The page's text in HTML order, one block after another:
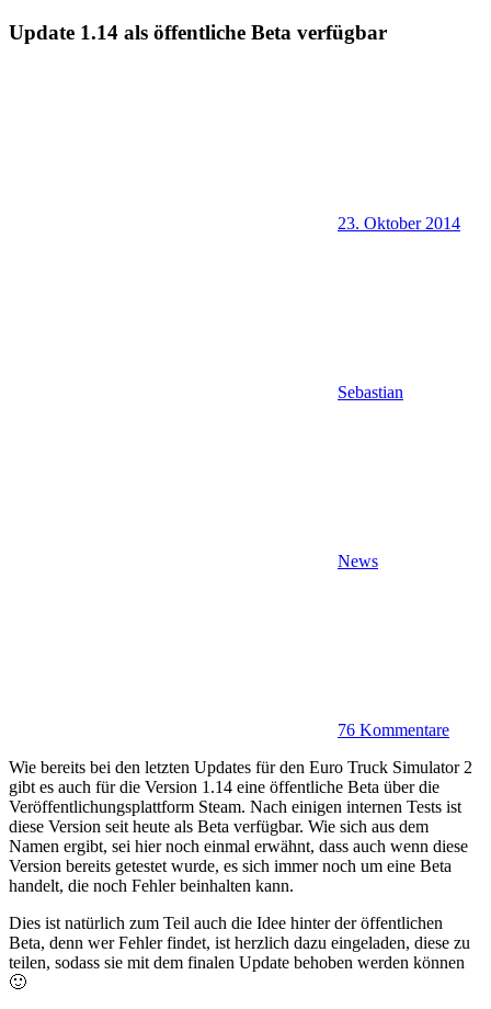
Update 1.14 als öffentliche Beta verfügbar
23. Oktober 2014
Sebastian
News
76 Kommentare
Wie bereits bei den letzten Updates für den Euro Truck Simulator 2
gibt es auch für die Version 1.14 eine öffentliche Beta über die
Veröffentlichungsplattform Steam. Nach einigen internen Tests ist
diese Version seit heute als Beta verfügbar. Wie sich aus dem
Namen ergibt, sei hier noch einmal erwähnt, dass auch wenn diese
Version bereits getestet wurde, es sich immer noch um eine Beta
handelt, die noch Fehler beinhalten kann.
Dies ist natürlich zum Teil auch die Idee hinter der öffentlichen
Beta, denn wer Fehler findet, ist herzlich dazu eingeladen, diese zu
teilen, sodass sie mit dem finalen Update behoben werden können
🙂